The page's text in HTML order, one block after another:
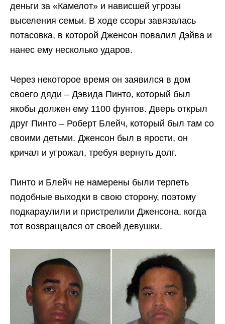
деньги за «Камелот» и нависшей угрозы
выселения семьи. В ходе ссоры завязалась
потасовка, в которой Дженсон повалил Дэйва и
нанес ему несколько ударов.
Через некоторое время он заявился в дом
своего дяди – Дэвида Пинто, который был
якобы должен ему 1100 фунтов. Дверь открыл
друг Пинто – Роберт Блейч, который был там со
своими детьми. Дженсон был в ярости, он
кричал и угрожал, требуя вернуть долг.
Пинто и Блейч не намерены были терпеть
подобные выходки в свою сторону, поэтому
подкараулили и пристрелили Дженсона, когда
тот возвращался от своей девушки.